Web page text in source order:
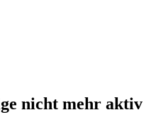
nicht mehr aktiv